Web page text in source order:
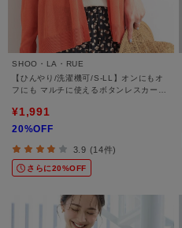
SHOO・LA・RUE
【ひんやり/洗濯機可/S-LL】オンにもオ
フにも マルチに使えるボタンレスカーデ
¥1,991
20%OFF
3.9 (14件)
さらに20%OFF